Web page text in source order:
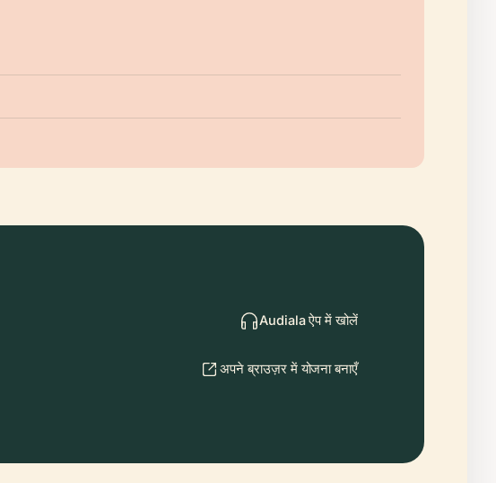
Audiala ऐप में खोलें
अपने ब्राउज़र में योजना बनाएँ